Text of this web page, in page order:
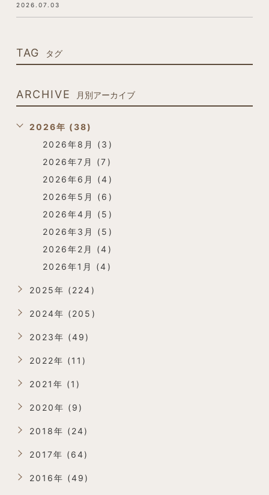
2026.07.03
TAG タグ
ARCHIVE 月別アーカイブ
2026年 (38)
2026年8月 (3)
2026年7月 (7)
2026年6月 (4)
2026年5月 (6)
2026年4月 (5)
2026年3月 (5)
2026年2月 (4)
2026年1月 (4)
2025年 (224)
2024年 (205)
2023年 (49)
2022年 (11)
2021年 (1)
2020年 (9)
2018年 (24)
2017年 (64)
2016年 (49)